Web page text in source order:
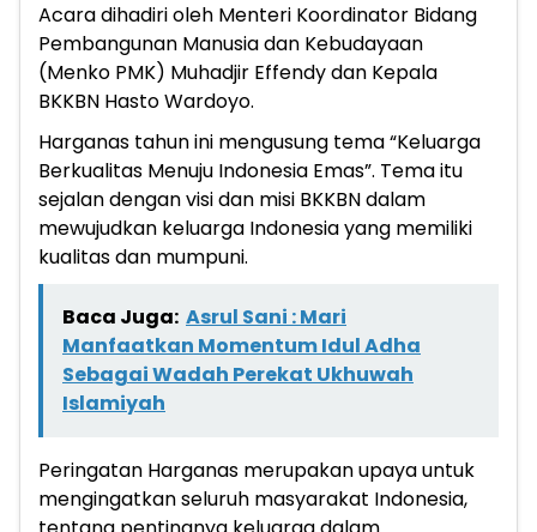
Acara dihadiri oleh Menteri Koordinator Bidang
Pembangunan Manusia dan Kebudayaan
(Menko PMK) Muhadjir Effendy dan Kepala
BKKBN Hasto Wardoyo.
Harganas tahun ini mengusung tema “Keluarga
Berkualitas Menuju Indonesia Emas”. Tema itu
sejalan dengan visi dan misi BKKBN dalam
mewujudkan keluarga Indonesia yang memiliki
kualitas dan mumpuni.
Baca Juga: Asrul Sani : Mari
Manfaatkan Momentum Idul Adha
Sebagai Wadah Perekat Ukhuwah
Islamiyah
Peringatan Harganas merupakan upaya untuk
mengingatkan seluruh masyarakat Indonesia,